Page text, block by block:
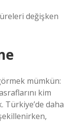
değişken
mümkün:
kim
Türkiye’de daha